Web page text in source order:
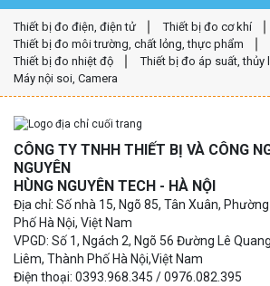
Thiết bị đo điện, điện tử
Thiết bị đo cơ khí
Thiết bị đo môi trường, chất lỏng, thực phẩm
Thiết bị đo nhiệt độ
Thiết bị đo áp suất, thủy
Máy nội soi, Camera
CÔNG TY TNHH THIẾT BỊ VÀ CÔNG
NGUYÊN
HÙNG NGUYÊN TECH - HÀ NỘI
Địa chỉ: Số nhà 15, Ngõ 85, Tân Xuân,
Phố Hà Nội, Việt Nam
VPGD: Số 1, Ngách 2, Ngõ 56 Đường Lê
Liêm, Thành Phố Hà Nội,Việt Nam
Điện thoại: 0393.968.345 / 0976.082.395